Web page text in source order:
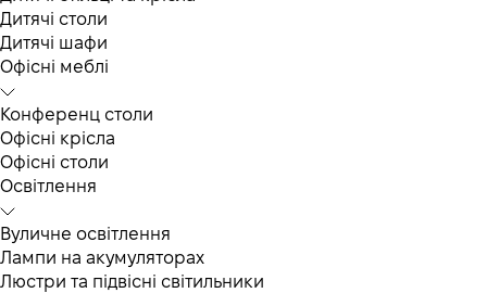
Дитячі столи
Дитячі шафи
Офісні меблі
Конференц столи
Офісні крісла
Офісні столи
Освітлення
Вуличне освітлення
Лампи на акумуляторах
Люстри та підвісні світильники